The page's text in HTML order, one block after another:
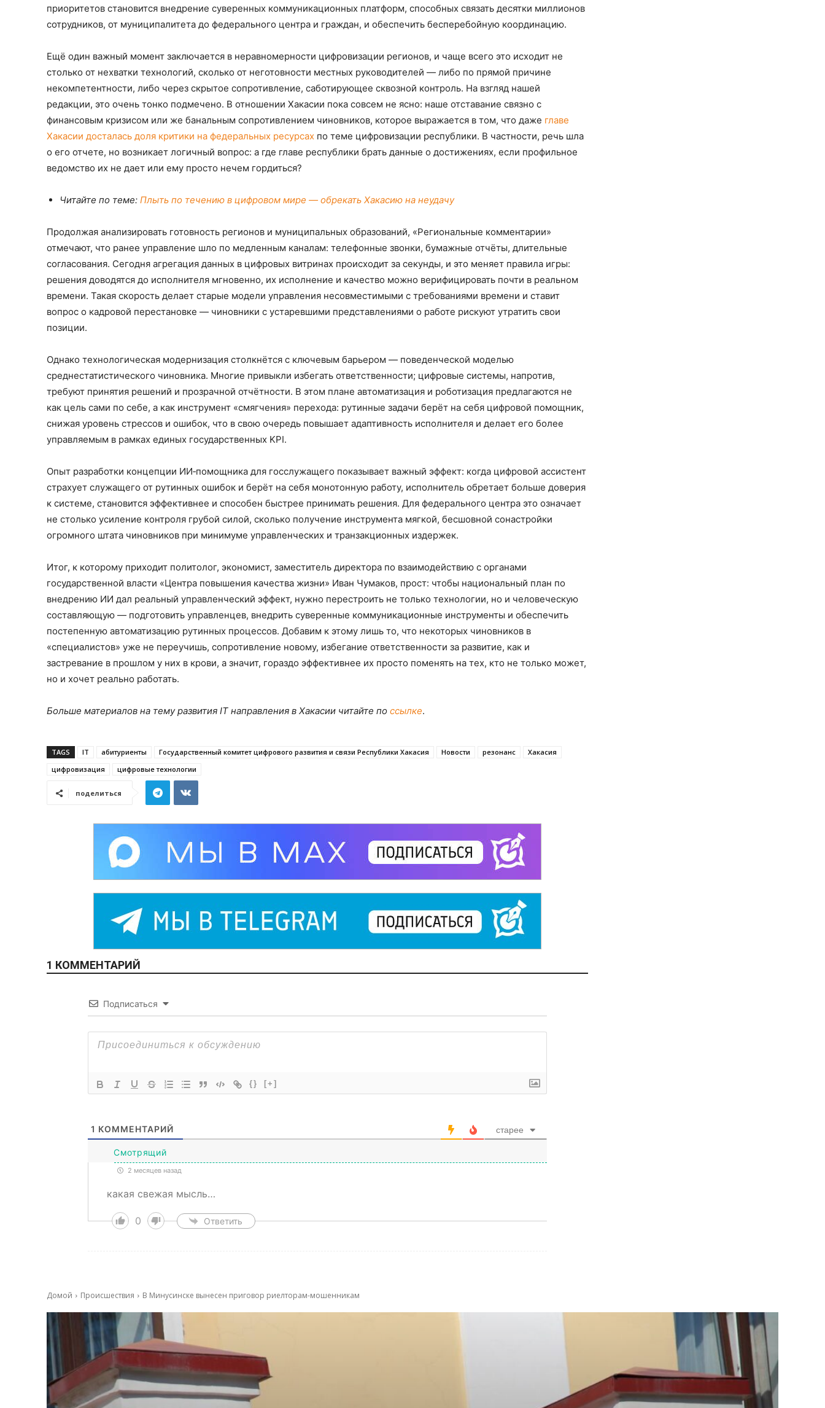
приоритетов становится внедрение суверенных коммуникационных платформ, способных связать десятки миллионов
сотрудников, от муниципалитета до федерального центра и граждан, и обеспечить бесперебойную координацию.
Ещё один важный момент заключается в неравномерности цифровизации регионов, и чаще всего это исходит не
столько от нехватки технологий, сколько от неготовности местных руководителей — либо по прямой причине
некомпетентности, либо через скрытое сопротивление, саботирующее сквозной контроль. На взгляд нашей
редакции, это очень тонко подмечено. В отношении Хакасии пока совсем не ясно: наше отставание связно с
финансовым кризисом или же банальным сопротивлением чиновников, которое выражается в том, что даже главе
Хакасии досталась доля критики на федеральных ресурсах по теме цифровизации республики. В частности, речь шла
о его отчете, но возникает логичный вопрос: а где главе республики брать данные о достижениях, если профильное
ведомство их не дает или ему просто нечем гордиться?
Читайте по теме: Плыть по течению в цифровом мире — обрекать Хакасию на неудачу
Продолжая анализировать готовность регионов и муниципальных образований, «Региональные комментарии»
отмечают, что ранее управление шло по медленным каналам: телефонные звонки, бумажные отчёты, длительные
согласования. Сегодня агрегация данных в цифровых витринах происходит за секунды, и это меняет правила игры:
решения доводятся до исполнителя мгновенно, их исполнение и качество можно верифицировать почти в реальном
времени. Такая скорость делает старые модели управления несовместимыми с требованиями времени и ставит
вопрос о кадровой перестановке — чиновники с устаревшими представлениями о работе рискуют утратить свои
позиции.
Однако технологическая модернизация столкнётся с ключевым барьером — поведенческой моделью
среднестатистического чиновника. Многие привыкли избегать ответственности; цифровые системы, напротив,
требуют принятия решений и прозрачной отчётности. В этом плане автоматизация и роботизация предлагаются не
как цель сами по себе, а как инструмент «смягчения» перехода: рутинные задачи берёт на себя цифровой помощник,
снижая уровень стрессов и ошибок, что в свою очередь повышает адаптивность исполнителя и делает его более
управляемым в рамках единых государственных KPI.
Опыт разработки концепции ИИ‑помощника для госслужащего показывает важный эффект: когда цифровой ассистент
страхует служащего от рутинных ошибок и берёт на себя монотонную работу, исполнитель обретает больше доверия
к системе, становится эффективнее и способен быстрее принимать решения. Для федерального центра это означает
не столько усиление контроля грубой силой, сколько получение инструмента мягкой, бесшовной сонастройки
огромного штата чиновников при минимуме управленческих и транзакционных издержек.
Итог, к которому приходит политолог, экономист, заместитель директора по взаимодействию с органами
государственной власти «Центра повышения качества жизни» Иван Чумаков, прост: чтобы национальный план по
внедрению ИИ дал реальный управленческий эффект, нужно перестроить не только технологии, но и человеческую
составляющую — подготовить управленцев, внедрить суверенные коммуникационные инструменты и обеспечить
постепенную автоматизацию рутинных процессов. Добавим к этому лишь то, что некоторых чиновников в
«специалистов» уже не переучишь, сопротивление новому, избегание ответственности за развитие, как и
застревание в прошлом у них в крови, а значит, гораздо эффективнее их просто поменять на тех, кто не только может,
но и хочет реально работать.
Больше материалов на тему развития IT направления в Хакасии читайте по ссылке.
TAGS IT абитуриенты Государственный комитет цифрового развития и связи Республики Хакасия Новости резонанс
Хакасия
цифровизация
цифровые технологии
поделиться
1 КОММЕНТАРИЙ
Подписаться
{} [+]
1 КОММЕНТАРИЙ старее
Смотрящий
2 месяцев назад
какая свежая мысль…
0 Ответить